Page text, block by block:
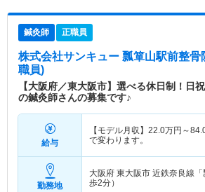
鍼灸師 正職員
株式会社サンキュー 瓢箪山駅前整骨
職員)
【大阪府／東大阪市】選べる休日制！日
の鍼灸師さんの募集です♪
給与
【モデル月収】 22.0万円～
で変わります。
勤務地
大阪府 東大阪市 近鉄奈良線
歩2分）